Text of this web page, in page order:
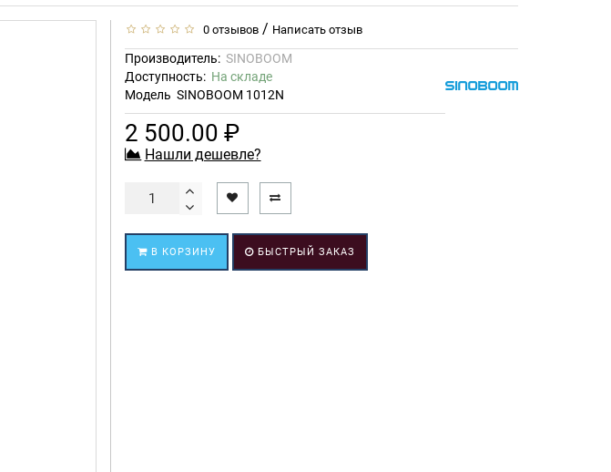
0 отзывов / Написать отзыв
Производитель: SINOBOOM
Доступность: На складе
Модель SINOBOOM 1012N
2 500.00 ₽
Нашли дешевле?
В КОРЗИНУ БЫСТРЫЙ ЗАКАЗ